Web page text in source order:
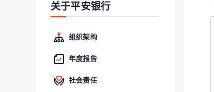
关于平安银行电子版信用卡更名为平安银行数字信用卡的公告
关于平安银行
组织架构
年度报告
社会责任